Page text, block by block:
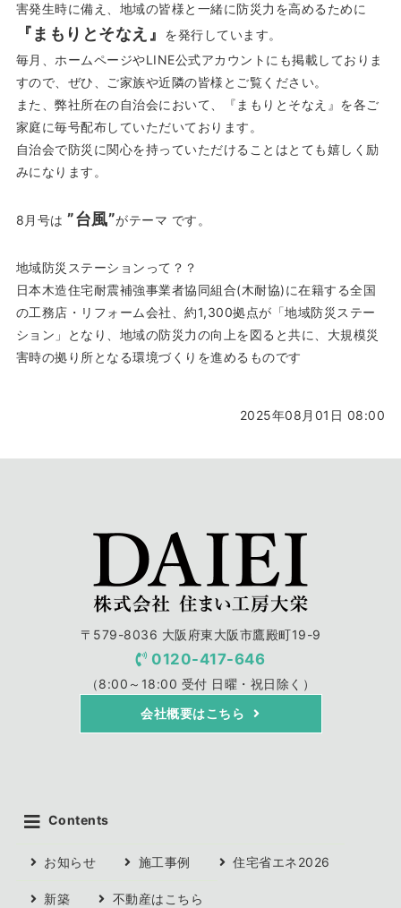
害発生時に備え、地域の皆様と一緒に防災力を高めるために
『まもりとそなえ』
を発行しています。
毎月、ホームページやLINE公式アカウントにも掲載しておりま
すので、ぜひ、ご家族や近隣の皆様とご覧ください。
また、弊社所在の自治会において、『まもりとそなえ』を各ご
家庭に毎号配布していただいております。
自治会で防災に関心を持っていただけることはとても嬉しく励
みになります。
8月号は ”台風”がテーマ です。
地域防災ステーションって？？
日本木造住宅耐震補強事業者協同組合(木耐協)に在籍する全国
の工務店・リフォーム会社、約1,300拠点が「地域防災ステー
ション」となり、地域の防災力の向上を図ると共に、大規模災
害時の拠り所となる環境づくりを進めるものです
2025年08月01日 08:00
〒579-8036 大阪府東大阪市鷹殿町19-9
0120-417-646
（8:00～18:00 受付 日曜・祝日除く）
会社概要はこちら
Contents
お知らせ 施工事例 住宅省エネ2026
新築 不動産はこちら